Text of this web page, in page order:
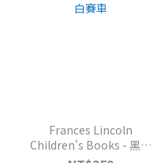
Frances Lincoln
Children's Books - 黑白
賽車